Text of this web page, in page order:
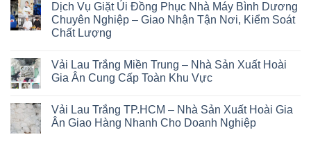
Dịch Vụ Giặt Ủi Đồng Phục Nhà Máy Bình Dương
Chuyên Nghiệp – Giao Nhận Tận Nơi, Kiểm Soát
Chất Lượng
Vải Lau Trắng Miền Trung – Nhà Sản Xuất Hoài
Gia Ân Cung Cấp Toàn Khu Vực
Vải Lau Trắng TP.HCM – Nhà Sản Xuất Hoài Gia
Ân Giao Hàng Nhanh Cho Doanh Nghiệp